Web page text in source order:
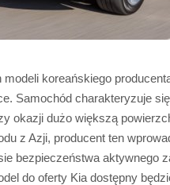
koreańskiego
Samochód charakteryzuje
okazji dużo większą
z Azji, producent ten
bezpieczeństwa aktywnego
do oferty Kia dostępny